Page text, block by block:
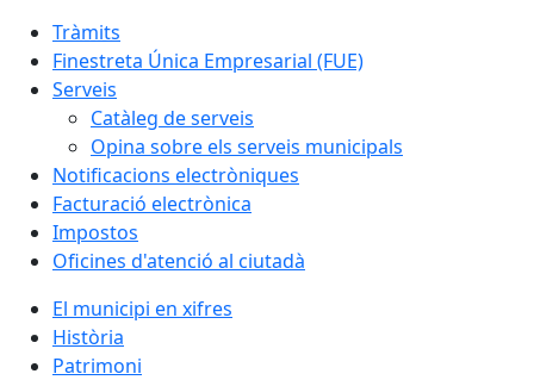
Tràmits
Finestreta Única Empresarial (FUE)
Serveis
Catàleg de serveis
Opina sobre els serveis municipals
Notificacions electròniques
Facturació electrònica
Impostos
Oficines d'atenció al ciutadà
El municipi en xifres
Història
Patrimoni